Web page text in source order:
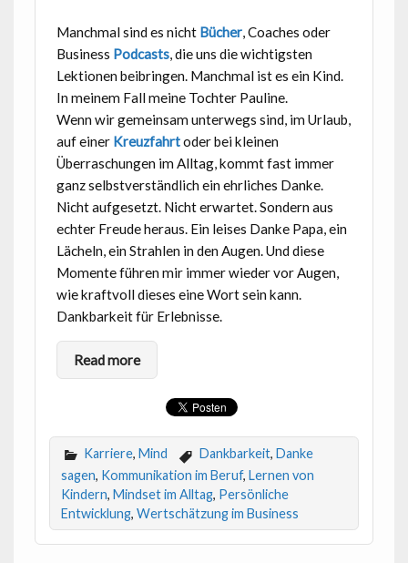
Manchmal sind es nicht Bücher, Coaches oder
Business Podcasts, die uns die wichtigsten
Lektionen beibringen. Manchmal ist es ein Kind.
In meinem Fall meine Tochter Pauline.
Wenn wir gemeinsam unterwegs sind, im Urlaub,
auf einer Kreuzfahrtoder bei kleinen
Überraschungen im Alltag, kommt fast immer
ganz selbstverständlich ein ehrliches Danke.
Nicht aufgesetzt. Nicht erwartet. Sondern aus
echter Freude heraus. Ein leises Danke Papa, ein
Lächeln, ein Strahlen in den Augen. Und diese
Momente führen mir immer wieder vor Augen,
wie kraftvoll dieses eine Wort sein kann.
Dankbarkeit für Erlebnisse.
Read more
Karriere, Mind Dankbarkeit, Danke
sagen, Kommunikation im Beruf, Lernen von
Kindern, Mindset im Alltag, Persönliche
Entwicklung, Wertschätzung im Business